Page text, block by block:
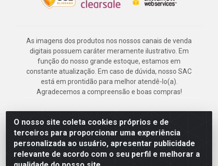
O nosso site coleta cookies próprios e de
terceiros para proporcionar uma experiência
personalizada ao usuário, apresentar publicidade
relevante de acordo com o seu perfil e melhorar a
As imagens dos produtos nos nossos canais de venda
digitais possuem caráter meramente ilustrativo. Em
função do nosso grande estoque, estamos em
constante atualização. Em caso de dúvida, nosso SAC
está em prontidão para melhor atendê-lo(a).
Agradecemos a compreensão e boas compras!
Deskontão Atacado - Av. Marechal Mascarenhas de Morais, 2471 -
Imbiribeira - Recife/PE - CEP 51.150-001 - CNPJ 24.150.377/0003-
57